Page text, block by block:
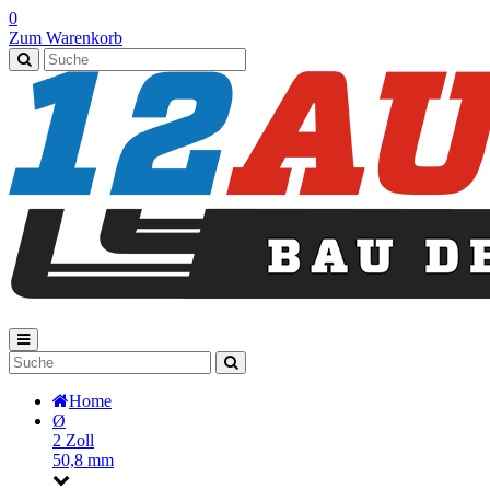
0
Zum Warenkorb
Home
Ø
2 Zoll
50,8 mm